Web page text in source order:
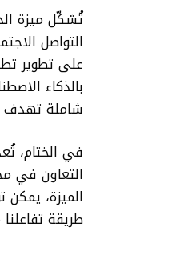
التواصل
بالذكاء
شاملة تهدف
الميزة،
طريقة